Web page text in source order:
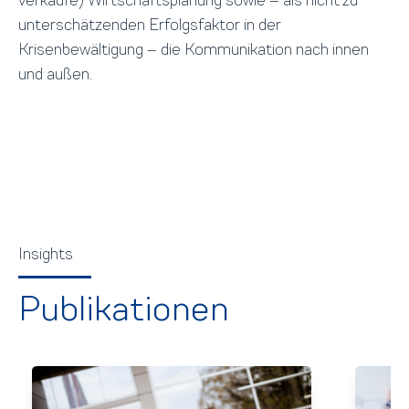
unterschätzenden Erfolgsfaktor in der
Krisenbewältigung – die Kommunikation nach innen
und außen.
Insights
Publikationen